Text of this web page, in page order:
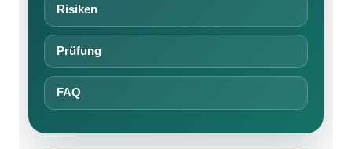
Risiken
Prüfung
FAQ